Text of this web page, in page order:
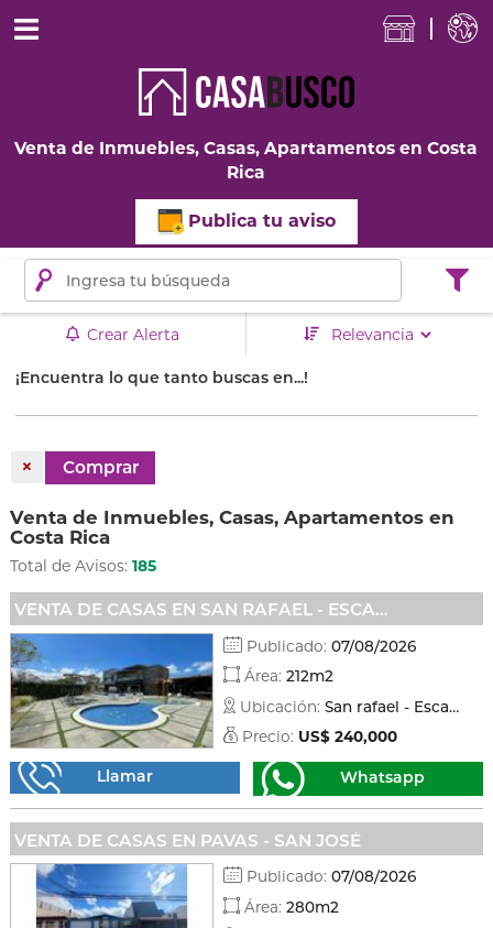
Venta de Inmuebles, Casas, Apartamentos en Costa
Rica
Publica tu aviso
Crear Alerta
¡Encuentra lo que tanto buscas en...!
× Comprar
Venta de Inmuebles, Casas, Apartamentos en
Costa Rica
Total de Avisos: 185
VENTA DE CASAS EN SAN RAFAEL - ESCAZÚ
Publicado: 07/08/2026
Área: 212m2
Ubicación:
San rafael - Escazú
Precio: US$ 240,000
Llamar Whatsapp
VENTA DE CASAS EN PAVAS - SAN JOSÉ
Publicado: 07/08/2026
Área: 280m2